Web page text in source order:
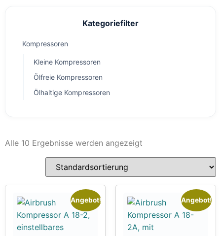
Kategoriefilter
Kompressoren
Kleine Kompressoren
Ölfreie Kompressoren
Ölhaltige Kompressoren
Alle 10 Ergebnisse werden angezeigt
Angebot! Angebot!